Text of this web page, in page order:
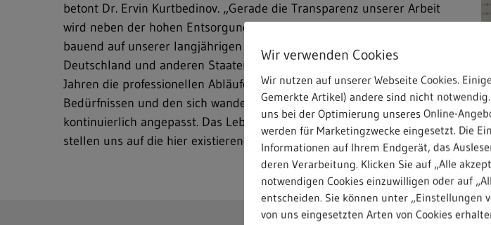
betont Dr. Ervin Kurtbedinov. „Gerade die Transparenz unserer Arbeit
wird neben der hohen Entsorgungsqualität immer wieder gelobt. Auf­
bauend auf unserer langjährigen Dienstleistungskompetenz in
Deutschland und anderen Staaten, haben wir in den vergangenen sieben
Jahren die professionellen Abläufe von dort übertragen sowie den lokalen
Bedürfnissen und den sich wandelnden Verhältnisse im Land
kontinuierlich angepasst. Das Leben in Belarus ist im Fluss und wir
stellen uns auf die hier existierenden Bedingungen ein.“
Wir verwenden Cookies
Wir nutzen auf unserer Webseite Cookies.
Gemerkte Artikel) andere sind nicht
uns bei der Optimierung unseres Online-
werden für Marketingzwecke eingesetzt. Die
Informationen auf Ihrem Endgerät, das
deren Verarbeitung. Klicken Sie auf „Alle
notwendigen Cookies einzuwilligen oder auf
entscheiden. Sie können unter
von uns eingesetzten Arten von Cookies